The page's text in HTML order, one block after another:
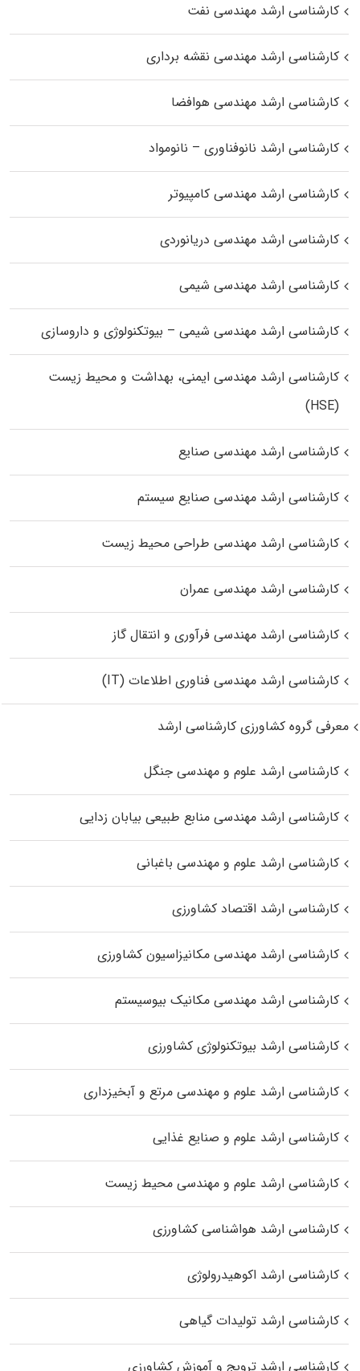
کارشناسی ارشد مهندسی نفت
کارشناسی ارشد مهندسی نقشه برداری
کارشناسی ارشد مهندسی هوافضا
کارشناسی ارشد نانوفناوری – نانومواد
کارشناسی ارشد مهندسی کامپیوتر
کارشناسی ارشد مهندسی دریانوردی
کارشناسی ارشد مهندسی شیمی
کارشناسی ارشد مهندسی شیمی – بیوتکنولوژی و داروسازی
کارشناسی ارشد مهندسی ایمنی، بهداشت و محیط زیست
(HSE)
کارشناسی ارشد مهندسی صنایع
کارشناسی ارشد مهندسی صنایع سیستم
کارشناسی ارشد مهندسی طراحی محیط زیست
کارشناسی ارشد مهندسی عمران
کارشناسی ارشد مهندسی فرآوری و انتقال گاز
کارشناسی ارشد مهندسی فناوری اطلاعات (IT)
معرفی گروه کشاورزی کارشناسی ارشد
کارشناسی ارشد علوم و مهندسی جنگل
کارشناسی ارشد مهندسی منابع طبیعی بیابان زدایی
کارشناسی ارشد علوم و مهندسی باغبانی
کارشناسی ارشد اقتصاد کشاورزی
کارشناسی ارشد مهندسی مکانیزاسیون کشاورزی
کارشناسی ارشد مهندسی مکانیک بیوسیستم
کارشناسی ارشد بیوتکنولوژی کشاورزی
کارشناسی ارشد علوم و مهندسی مرتع و آبخیزداری
کارشناسی ارشد علوم و صنایع غذایی
کارشناسی ارشد علوم و مهندسی محیط زیست
کارشناسی ارشد هواشناسی کشاورزی
کارشناسی ارشد اکوهیدرولوژی
کارشناسی ارشد تولیدات گیاهی
کارشناسی ارشد ترویج و آموزش کشاورزی